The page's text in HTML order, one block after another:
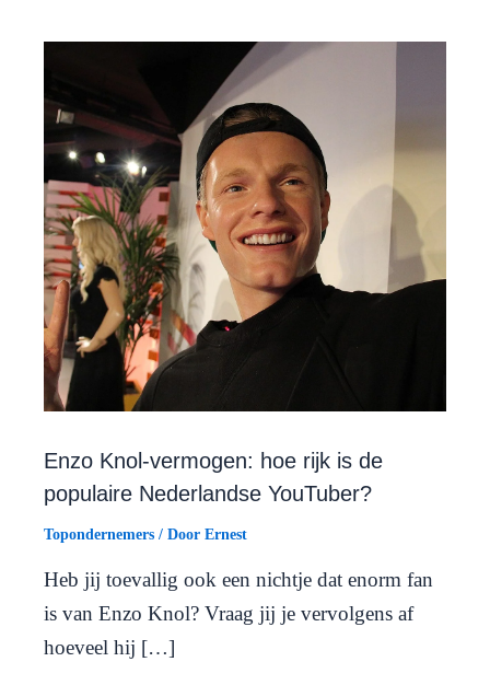
Enzo Knol-vermogen: hoe rijk is de
populaire Nederlandse YouTuber?
Topondernemers / Door Ernest
Heb jij toevallig ook een nichtje dat enorm fan
is van Enzo Knol? Vraag jij je vervolgens af
hoeveel hij […]